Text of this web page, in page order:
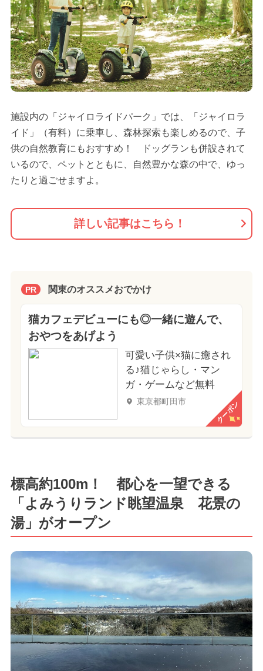
施設内の「ジャイロライドパーク」では、「ジャイロラ
イド」（有料）に乗車し、森林探索も楽しめるので、子
供の自然教育にもおすすめ！ ドッグランも併設されて
いるので、ペットとともに、自然豊かな森の中で、ゆっ
たりと過ごせますよ。
詳しい記事はこちら！
PR 関東のオススメおでかけ
猫カフェデビューにも◎一緒に遊んで、
おやつをあげよう
可愛い子供×猫に癒され
る♪猫じゃらし・マン
ガ・ゲームなど無料
東京都町田市 クーポン
標高約100m！ 都心を一望できる
「よみうりランド眺望温泉 花景の
湯」がオープン